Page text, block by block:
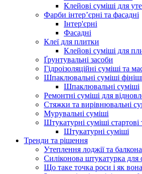
Клейові суміші для
Фарби інтер’єрні та фасадні
Інтер'єрні
Фасадні
Клеї для плитки
Клейові суміші для
Ґрунтувальні засоби
Гідроізоляційні суміші та
Шпаклювальні суміші
Шпаклювальні суміші
Ремонтні суміші для
Стяжки та вирівнювальні
Мурувальні суміші
Штукатурні суміші стартові
Штукатурні суміші
Тренди та рішення
Утеплення лоджії та балкона
Силіконова штукатурка для
Що таке точка роси і як